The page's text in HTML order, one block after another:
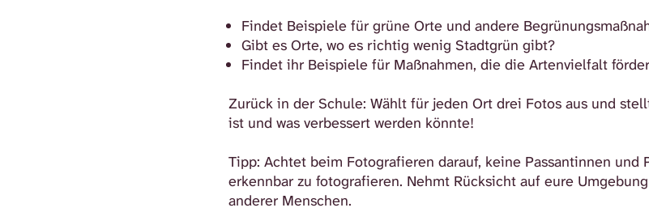
Findet Beispiele für grüne Orte und andere
Gibt es Orte, wo es richtig wenig Stadtgrün gibt?
Findet ihr Beispiele für Maßnahmen, die die Artenvielfalt
Zurück in der Schule: Wählt für jeden Ort drei Fotos aus und
ist und was verbessert werden könnte!
Tipp: Achtet beim Fotografieren darauf, keine Passantinnen und
erkennbar zu fotografieren. Nehmt Rücksicht auf eure
anderer Menschen.